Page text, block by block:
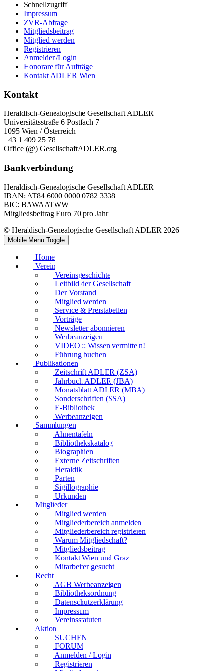
Schnellzugriff
Impressum
ZVR-Abfrage
Mitgliedsbeitrag
Mitglied werden
Registrieren
Anmelden/Login
Honorare für Aufträge
Kontakt ADLER Wien
Kontakt
Heraldisch-Genealogische Gesellschaft ADLER
Universitätsstraße 6 Postfach 7
1095 Wien / Österreich
+43 1 409 25 78
Office (@) GesellschaftADLER.org
Bankverbindung
Heraldisch-Genealogische Gesellschaft ADLER
IBAN: AT84 6000 0000 0782 3338
BIC: BAWAATWW
Mitgliedsbeitrag Euro 70 pro Jahr
© Heraldisch-Genealogische Gesellschaft ADLER 2026
Mobile Menu Toggle
Home
Verein
Vereinsgeschichte
Leitbild der Gesellschaft
Der Vorstand
Mitglied werden
Service & Preistabellen
Vorträge
Newsletter abonnieren
Werbeanzeigen
VIDEO :: Wissen vermitteln!
Führung buchen
Publikationen
Zeitschrift ADLER (ZSA)
Jahrbuch ADLER (JBA)
Monatsblatt ADLER (MBA)
Sonderschriften (SSA)
E-Bibliothek
Werbeanzeigen
Sammlungen
Ahnentafeln
Bibliothekskatalog
Biographien
Externe Zeitschriften
Heraldik
Parten
Sigillographie
Urkunden
Mitglieder
Mitglied werden
Mitgliederbereich anmelden
Mitgliederbereich registrieren
Warum Mitgliedschaft?
Mitgliedsbeitrag
Kontakt Wien und Graz
Mitarbeiter gesucht
Recht
AGB Werbeanzeigen
Bibliotheksordnung
Datenschutzerklärung
Impressum
Vereinsstatuten
Aktion
SUCHEN
FORUM
Anmelden / Login
Registrieren